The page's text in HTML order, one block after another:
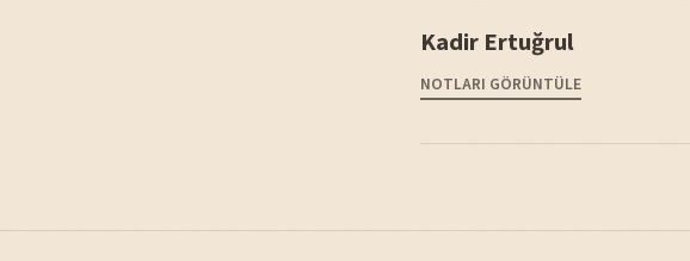
Kadir Ertuğrul
NOTLARI GÖRÜNTÜLE